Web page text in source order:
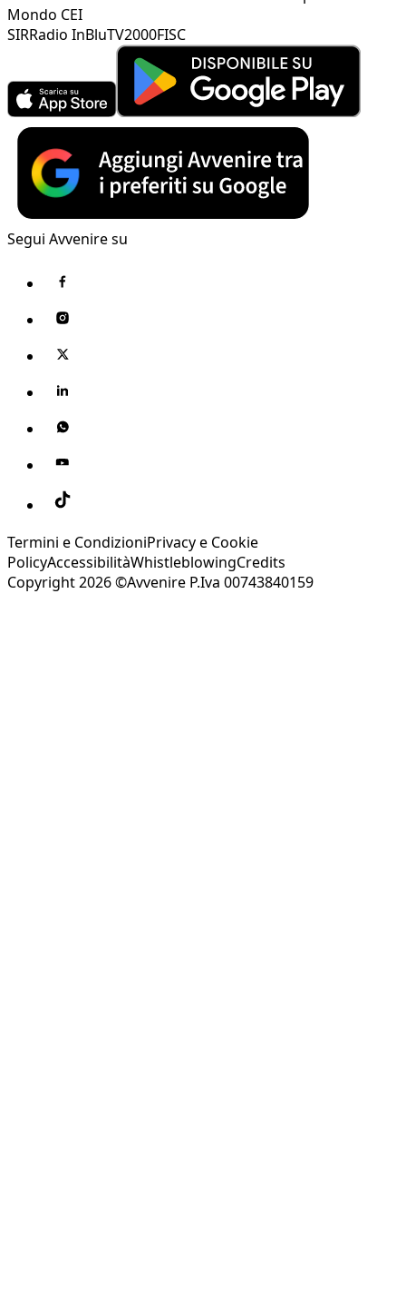
Mondo CEI
SIRRadio InBluTV2000FISC
Segui Avvenire su
Termini e CondizioniPrivacy e Cookie
PolicyAccessibilitàWhistleblowingCredits
Copyright 2026 ©Avvenire P.Iva 00743840159